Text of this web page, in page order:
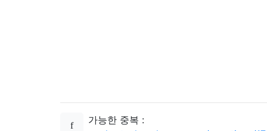
가능한 중복 :